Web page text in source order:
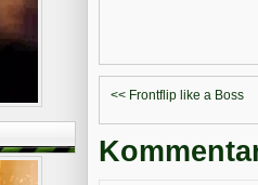
<< Frontflip like a Boss